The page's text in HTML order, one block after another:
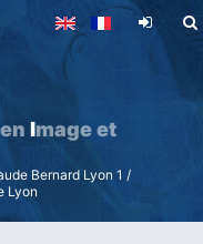
Image et
Bernard Lyon 1 /
Lyon